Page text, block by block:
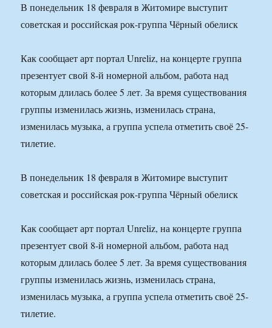
В понедельник 18 февраля в Житомире выступит
советская и российская рок-группа Чёрный обелиск
Как сообщает арт портал Unreliz, на концерте группа
презентует свой 8-й номерной альбом, работа над
которым длилась более 5 лет. За время существования
группы изменилась жизнь, изменилась страна,
изменилась музыка, а группа успела отметить своё 25-
тилетие.
В понедельник 18 февраля в Житомире выступит
советская и российская рок-группа Чёрный обелиск
Как сообщает арт портал Unreliz, на концерте группа
презентует свой 8-й номерной альбом, работа над
которым длилась более 5 лет. За время существования
группы изменилась жизнь, изменилась страна,
изменилась музыка, а группа успела отметить своё 25-
тилетие.